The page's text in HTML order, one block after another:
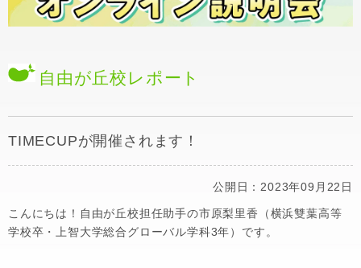
自由が丘校 レポート
TIMECUPが開催されます！
公開日：2023年09月22日
こんにちは！自由が丘校担任助手の市原梨里香（横浜雙葉高等
学校卒・上智大学総合グローバル学科3年）です。